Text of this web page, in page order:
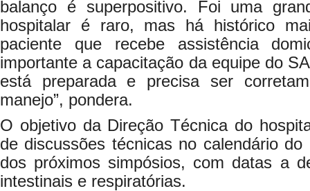
balanço é superpositivo. Foi uma
hospitalar é raro, mas há histórico
paciente que recebe assistência
importante a capacitação da equipe do
está preparada e precisa ser
manejo”, pondera.
O objetivo da Direção Técnica do
de discussões técnicas no calendário
dos próximos simpósios, com datas a
intestinais e respiratórias.